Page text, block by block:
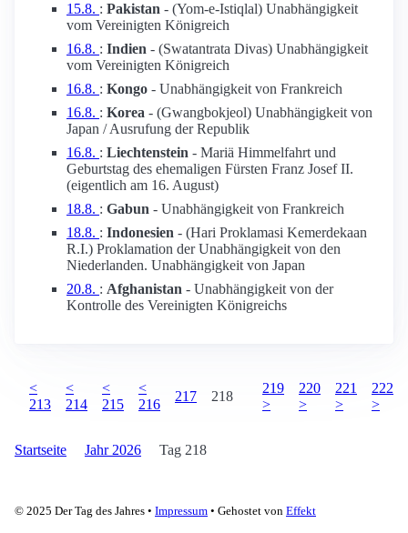
15.8. : Pakistan - (Yom-e-Istiqlal) Unabhängigkeit
vom Vereinigten Königreich
16.8. : Indien - (Swatantrata Divas) Unabhängigkeit
vom Vereinigten Königreich
16.8. : Kongo - Unabhängigkeit von Frankreich
16.8. : Korea - (Gwangbokjeol) Unabhängigkeit von
Japan / Ausrufung der Republik
16.8. : Liechtenstein - Mariä Himmelfahrt und
Geburtstag des ehemaligen Fürsten Franz Josef II.
(eigentlich am 16. August)
18.8. : Gabun - Unabhängigkeit von Frankreich
18.8. : Indonesien - (Hari Proklamasi Kemerdekaan
R.I.) Proklamation der Unabhängigkeit von den
Niederlanden. Unabhängigkeit von Japan
20.8. : Afghanistan - Unabhängigkeit von der
Kontrolle des Vereinigten Königreichs
<
213
<
214
<
215
<
216
217 218
219
>
220
>
221
>
222
>
Startseite Jahr 2026 Tag 218
© 2025 Der Tag des Jahres • Impressum • Gehostet von Effekt